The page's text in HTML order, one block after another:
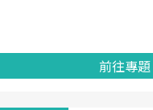
前往專題